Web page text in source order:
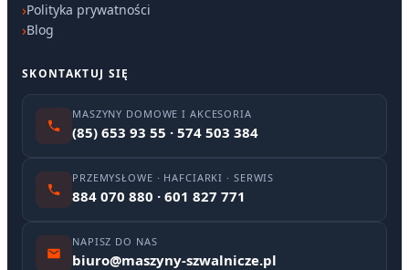
Polityka prywatności
Blog
SKONTAKTUJ SIĘ
MASZYNY DOMOWE I AKCESORIA
(85) 653 93 55 · 574 503 384
PRZEMYSŁOWE · HAFCIARKI · SERWIS
884 070 880 · 601 827 771
NAPISZ DO NAS
biuro@maszyny-szwalnicze.pl